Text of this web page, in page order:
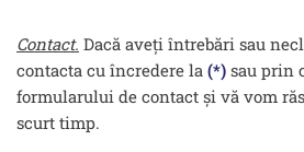
Contact. Dacă aveți întrebări sau
contacta cu încredere la (*) sau prin
formularului de contact și vă vom
scurt timp.